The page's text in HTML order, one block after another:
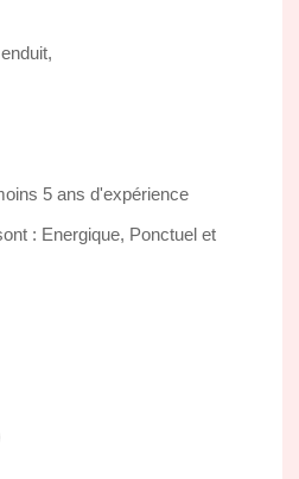
5 ans d'expérience
: Energique, Ponctuel et